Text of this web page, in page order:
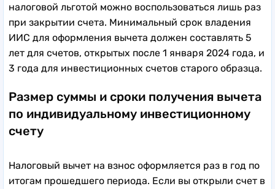
налоговой льготой можно воспользоваться лишь раз
при закрытии счета. Минимальный срок владения
ИИС для оформления вычета должен составлять 5
лет для счетов, открытых после 1 января 2024 года, и
3 года для инвестиционных счетов старого образца.
Размер суммы и сроки получения вычета
по индивидуальному инвестиционному
счету
Налоговый вычет на взнос оформляется раз в год по
итогам прошедшего периода. Если вы открыли счет в